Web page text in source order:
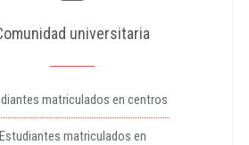
universitaria
matriculados en centros
Estudiantes matriculados en